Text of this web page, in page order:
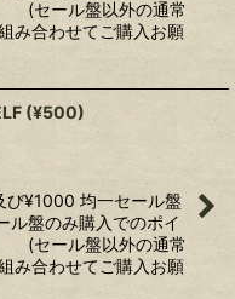
(セール盤以外の通常
み合わせてご購入お願
(¥500)
び¥1000 均一セール盤
ル盤のみ購入でのポイ
(セール盤以外の通常
み合わせてご購入お願